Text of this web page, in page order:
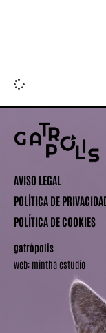
AVISO LEGAL
POLÍTICA DE
POLÍTICA DE COOKIES
gatrópolis
web: mintha estudio